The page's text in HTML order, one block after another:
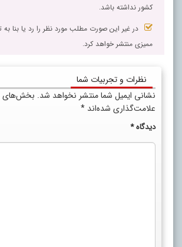
کشور نداشته باشد.
در غیر این صورت مطلب مورد نظر را رد یا بنا
ممیزی منتشر خواهد کرد.
نظرات و تجربیات شما
نشانی ایمیل شما منتشر نخواهد شد. بخش‌های
علامت‌گذاری شده‌اند *
دیدگاه*